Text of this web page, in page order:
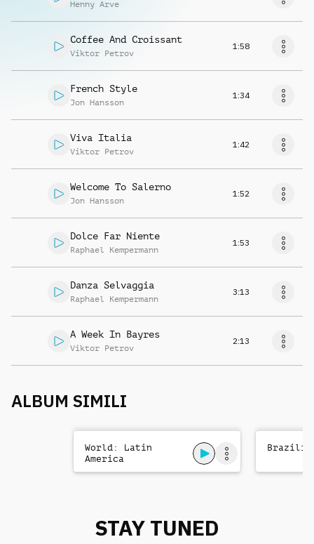
Henny Arve
Coffee And Croissant
Viktor Petrov
1:58
French Style
Jon Hansson
1:34
Viva Italia
Viktor Petrov
1:42
Welcome To Salerno
Jon Hansson
1:52
Dolce Far Niente
Raphael Kempermann
1:53
Danza Selvaggia
Raphael Kempermann
3:13
A Week In Bayres
Viktor Petrov
2:13
ALBUM SIMILI
World: Latin
America
STAY TUNED